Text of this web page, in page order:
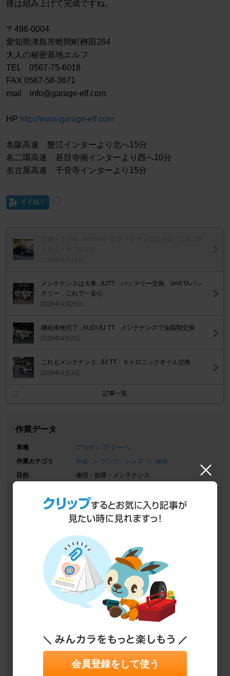
後は組み上げて完成ですね。
〒496-0004
愛知県津島市蛭間町桝田264
大人の秘密基地エルフ
TEL 0567-75-6018
FAX 0567-58-3671
mail info@garage-elf.com
HP http://www.garage-elf.com
名阪高速 蟹江インターより北へ15分
名二環高速 甚目寺南インターより西へ10分
名古屋高速 千音寺インターより15分
イイね！
メンテナンスは大事...8JTT バッテリー交換 VARTAバッ
テリー これで一安心
2026年4月25日
継続車検完了...AUDI 8J TT メンテナンスで油脂類交換
2026年4月2日
これもメンテナンス...8J TT Ｓトロニックオイル交換
2026年3月3日
記事一覧
作業データ
車種
アウディ TT クーペ
作業カテゴリ
外装 ランプ、レンズ
補修
目的
修理・故障・メンテナンス
関連情報URL
https://minkara.carview.co.jp/userid/343904/blog/
c802656/
パッド
NUTEC ニューテックブレンドオイルNC50＆NC
51
BILSTEIN Performance2 B12 PRO-KIT
PIRELLI ピレリーパワジー 245/40R18
MOTUL Specific 504 00 507 00 5W-30
AC Delco PREMIUM EN LN4
Audi純正(アウディ) AUDI テールランプ 基板
交換
DIXCEL PD type/プレーンディスクローター
AUDI純正 ドライブシャフトブーツ
FUCHS TITAN GT1 Longlife III 5W-30
会員登録をして使う